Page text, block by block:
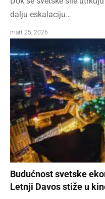
dalju eskalaciju…
mart 25, 2026
Budućnost svetske
Letnji Davos stiže u